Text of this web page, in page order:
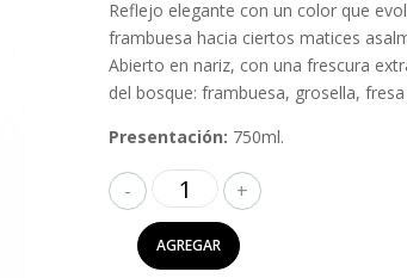
Reflejo elegante con un color que
frambuesa hacia ciertos matices
Abierto en nariz, con una frescura
del bosque: frambuesa, grosella,
Presentación: 750ml.
Laurent
Perrier
Cuvée
Rosé
AGREGAR